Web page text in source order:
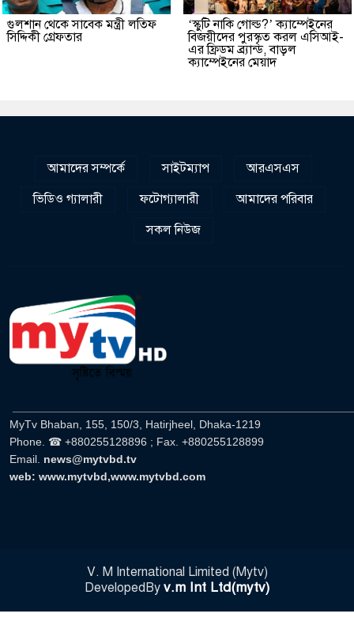
গুলশান থেকে সাবেক মন্ত্রী লতিফ
সিদ্দিকী গ্রেফতার
‘স্কুটি নাকি গোল্ড?’ ক্যাম্পেইনের
বিজয়ীদের পুরস্কৃত করল এসিআই-
এর ফ্রিডম ব্র্যান্ড, বাড়ল
ক্যাম্পেইনের মেয়াদ
আমাদের সম্পর্কে সাইটম্যাপ
আরএসএস
ভিডিও গ্যালারী
ফটোগ্যালারী
আমাদের পরিবার
সকল নিউজ
MyTv Bhaban, 155, 150/3, Hatirjheel, Dhaka-1219
Phone. ☎ +880255128896 ; Fax. +880255128899
Email. news@mytvbd.tv
web: www.mytvbd,www.mytvbd.com
V. M International Limited (Mytv)
DevelopedBy v.m Int Ltd(mytv)